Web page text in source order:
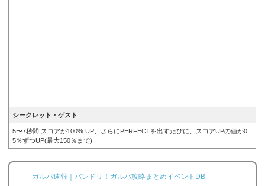
シークレット・ゲスト
5〜7秒間 スコアが100% UP、さらにPERFECTを出すたびに、スコアUPの値が0.
5％ずつUP(最大150％まで)
ガルパ速報｜バンドリ！ガルパ攻略まとめイベントDB